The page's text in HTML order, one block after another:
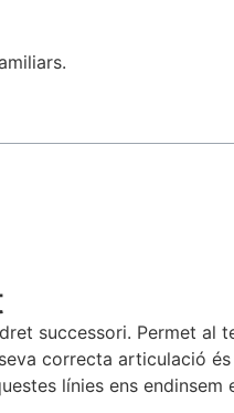
successori. Permet al
correcta articulació
línies ens endinsem